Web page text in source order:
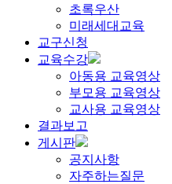
초록우산
미래세대교육
교구신청
교육수강
아동용 교육영상
부모용 교육영상
교사용 교육영상
결과보고
게시판
공지사항
자주하는질문